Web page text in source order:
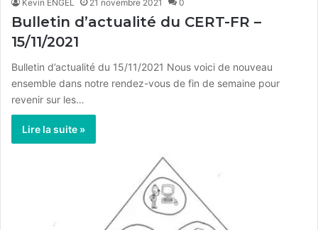
Kevin ENGEL 21 novembre 2021 0
Bulletin d’actualité du CERT-FR –
15/11/2021
Bulletin d’actualité du 15/11/2021 Nous voici de nouveau
ensemble dans notre rendez-vous de fin de semaine pour
revenir sur les…
Lire la suite »